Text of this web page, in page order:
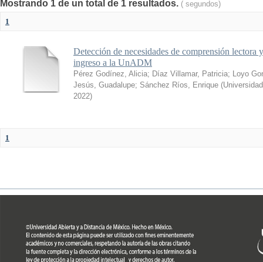
Mostrando 1 de un total de 1 resultados. ( segundos)
1
Detección de necesidades de comprensión lectora
ingreso a la UnADM
Pérez Godínez, Alicia; Díaz Villamar, Patricia; Loyo
Jesús, Guadalupe; Sánchez Ríos, Enrique (
2022)
1